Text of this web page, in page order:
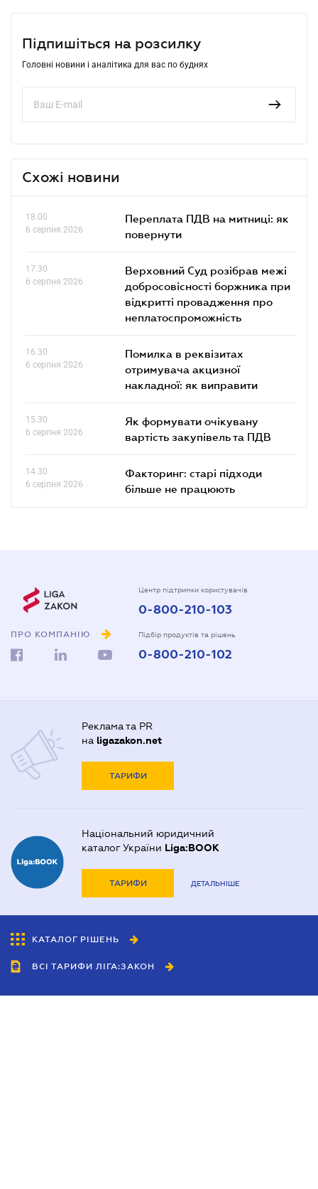
Підпишіться на розсилку
Головні новини і аналітика для вас по буднях
Схожі новини
18.00
6 серпня 2026
Переплата ПДВ на митниці: як
повернути
17.30
6 серпня 2026
Верховний Суд розібрав межі
добросовісності боржника при
відкритті провадження про
неплатоспроможність
16.30
6 серпня 2026
Помилка в реквізитах
отримувача акцизної
накладної: як виправити
15.30
6 серпня 2026
Як формувати очікувану
вартість закупівель та ПДВ
14.30
6 серпня 2026
Факторинг: старі підходи
більше не працюють
ПРО КОМПАНІЮ
Центр підтримки користувачів
0-800-210-103
Підбір продуктів та рішень
0-800-210-102
Реклама та PR
на ligazakon.net
ТАРИФИ
Національний юридичний
каталог України Liga:BOOK
ТАРИФИ ДЕТАЛЬНІШЕ
КАТАЛОГ РІШЕНЬ
ВСІ ТАРИФИ ЛІГА:ЗАКОН